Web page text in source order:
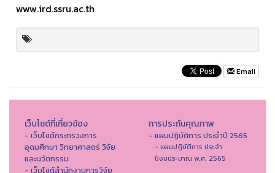
www.ird.ssru.ac.th
Email
เว็บไซต์ที่เกี่ยวข้อง
- เว็บไซต์กระทรวงการ
อุดมศึกษา วิทยาศาสตร์ วิจัย
และนวัตกรรม
- เว็บไซต์สำนักงานการวิจัย
การประกันคุณภาพ
- แผนปฏิบัติการ ประจำปี 2565
- แผนปฏิบัติการ ประจำ
ปีงบประมาณ พ.ศ. 2565